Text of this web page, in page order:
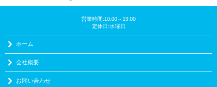
営業時間:10:00～19:00
定休日:水曜日
ホーム
会社概要
お問い合わせ